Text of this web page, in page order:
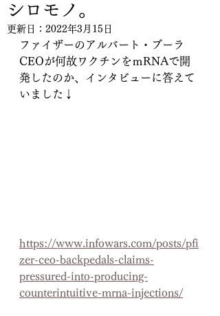
シロモノ。
更新日： 2022年3月15日
ファイザーのアルバート・ブーラ
CEOが何故ワクチンをｍRNAで開
発したのか、インタビューに答えて
いました↓
https://www.infowars.com/posts/pfi
zer-ceo-backpedals-claims-
pressured-into-producing-
counterintuitive-mrna-injections/